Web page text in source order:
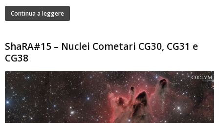
Continua a leggere
ShaRA#15 – Nuclei Cometari CG30, CG31 e
CG38